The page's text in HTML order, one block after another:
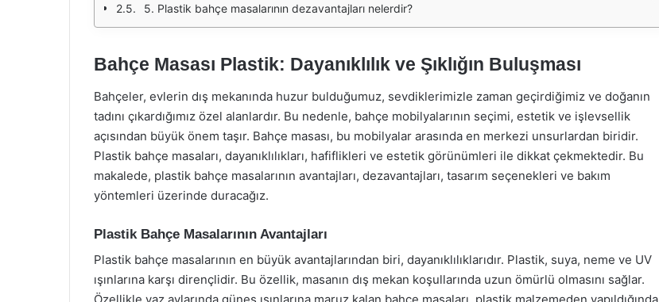
5. Plastik bahçe masalarının dezavantajları nelerdir?
Bahçe Masası Plastik: Dayanıklılık ve Şıklığın Buluşması
Bahçeler, evlerin dış mekanında huzur bulduğumuz, sevdiklerimizle zaman geçirdiğimiz ve doğanın
tadını çıkardığımız özel alanlardır. Bu nedenle, bahçe mobilyalarının seçimi, estetik ve işlevsellik
açısından büyük önem taşır. Bahçe masası, bu mobilyalar arasında en merkezi unsurlardan biridir.
Plastik bahçe masaları, dayanıklılıkları, hafiflikleri ve estetik görünümleri ile dikkat çekmektedir. Bu
makalede, plastik bahçe masalarının avantajları, dezavantajları, tasarım seçenekleri ve bakım
yöntemleri üzerinde duracağız.
Plastik Bahçe Masalarının Avantajları
Plastik bahçe masalarının en büyük avantajlarından biri, dayanıklılıklarıdır. Plastik, suya, neme ve UV
ışınlarına karşı dirençlidir. Bu özellik, masanın dış mekan koşullarında uzun ömürlü olmasını sağlar.